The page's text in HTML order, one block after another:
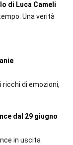
di Luca Cameli
Una verità
di emozioni,
dal 29 giugno
in uscita